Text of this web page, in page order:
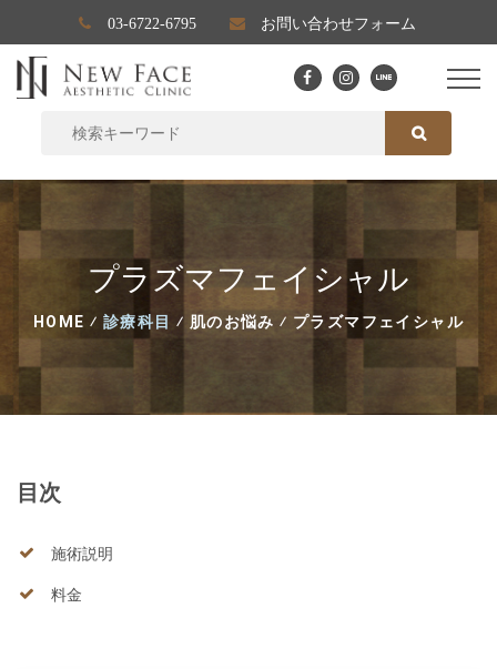
03-6722-6795 お問い合わせフォーム
SEARCH
プラズマフェイシャル
HOME ⁄ 診療科目 ⁄ 肌のお悩み ⁄ プラズマフェイシャル
目次
施術説明
料金